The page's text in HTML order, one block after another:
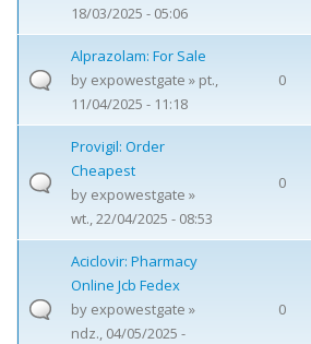
18/03/2025 - 05:06
Alprazolam: For Sale
by expowestgate » pt.,
11/04/2025 - 11:18
0
Provigil: Order
Cheapest
by expowestgate »
wt., 22/04/2025 - 08:53
0
Aciclovir: Pharmacy
Online Jcb Fedex
by expowestgate »
ndz., 04/05/2025 -
0